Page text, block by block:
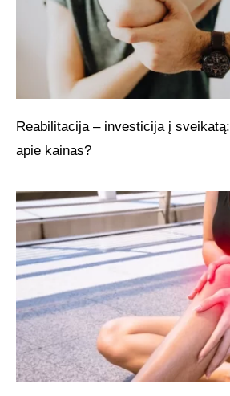
Reabilitacija – investicija į
apie kainas?